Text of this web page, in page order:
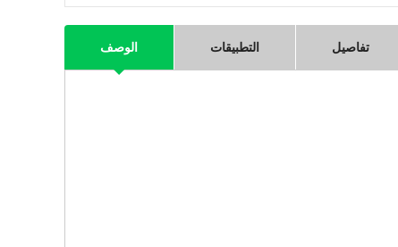
الوصف التطبيقات تفاصيل